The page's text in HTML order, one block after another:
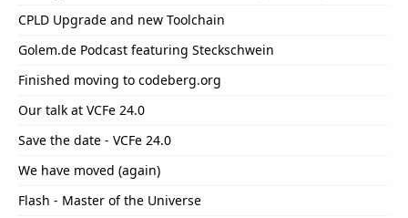
CPLD Upgrade and new Toolchain
Golem.de Podcast featuring Steckschwein
Finished moving to codeberg.org
Our talk at VCFe 24.0
Save the date - VCFe 24.0
We have moved (again)
Flash - Master of the Universe